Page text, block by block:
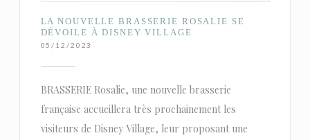
LA NOUVELLE BRASSERIE ROSALIE SE
DÉVOILE À DISNEY VILLAGE
05/12/2023
BRASSERIE Rosalie, une nouvelle brasserie
française accueillera très prochainement les
visiteurs de Disney Village, leur proposant une